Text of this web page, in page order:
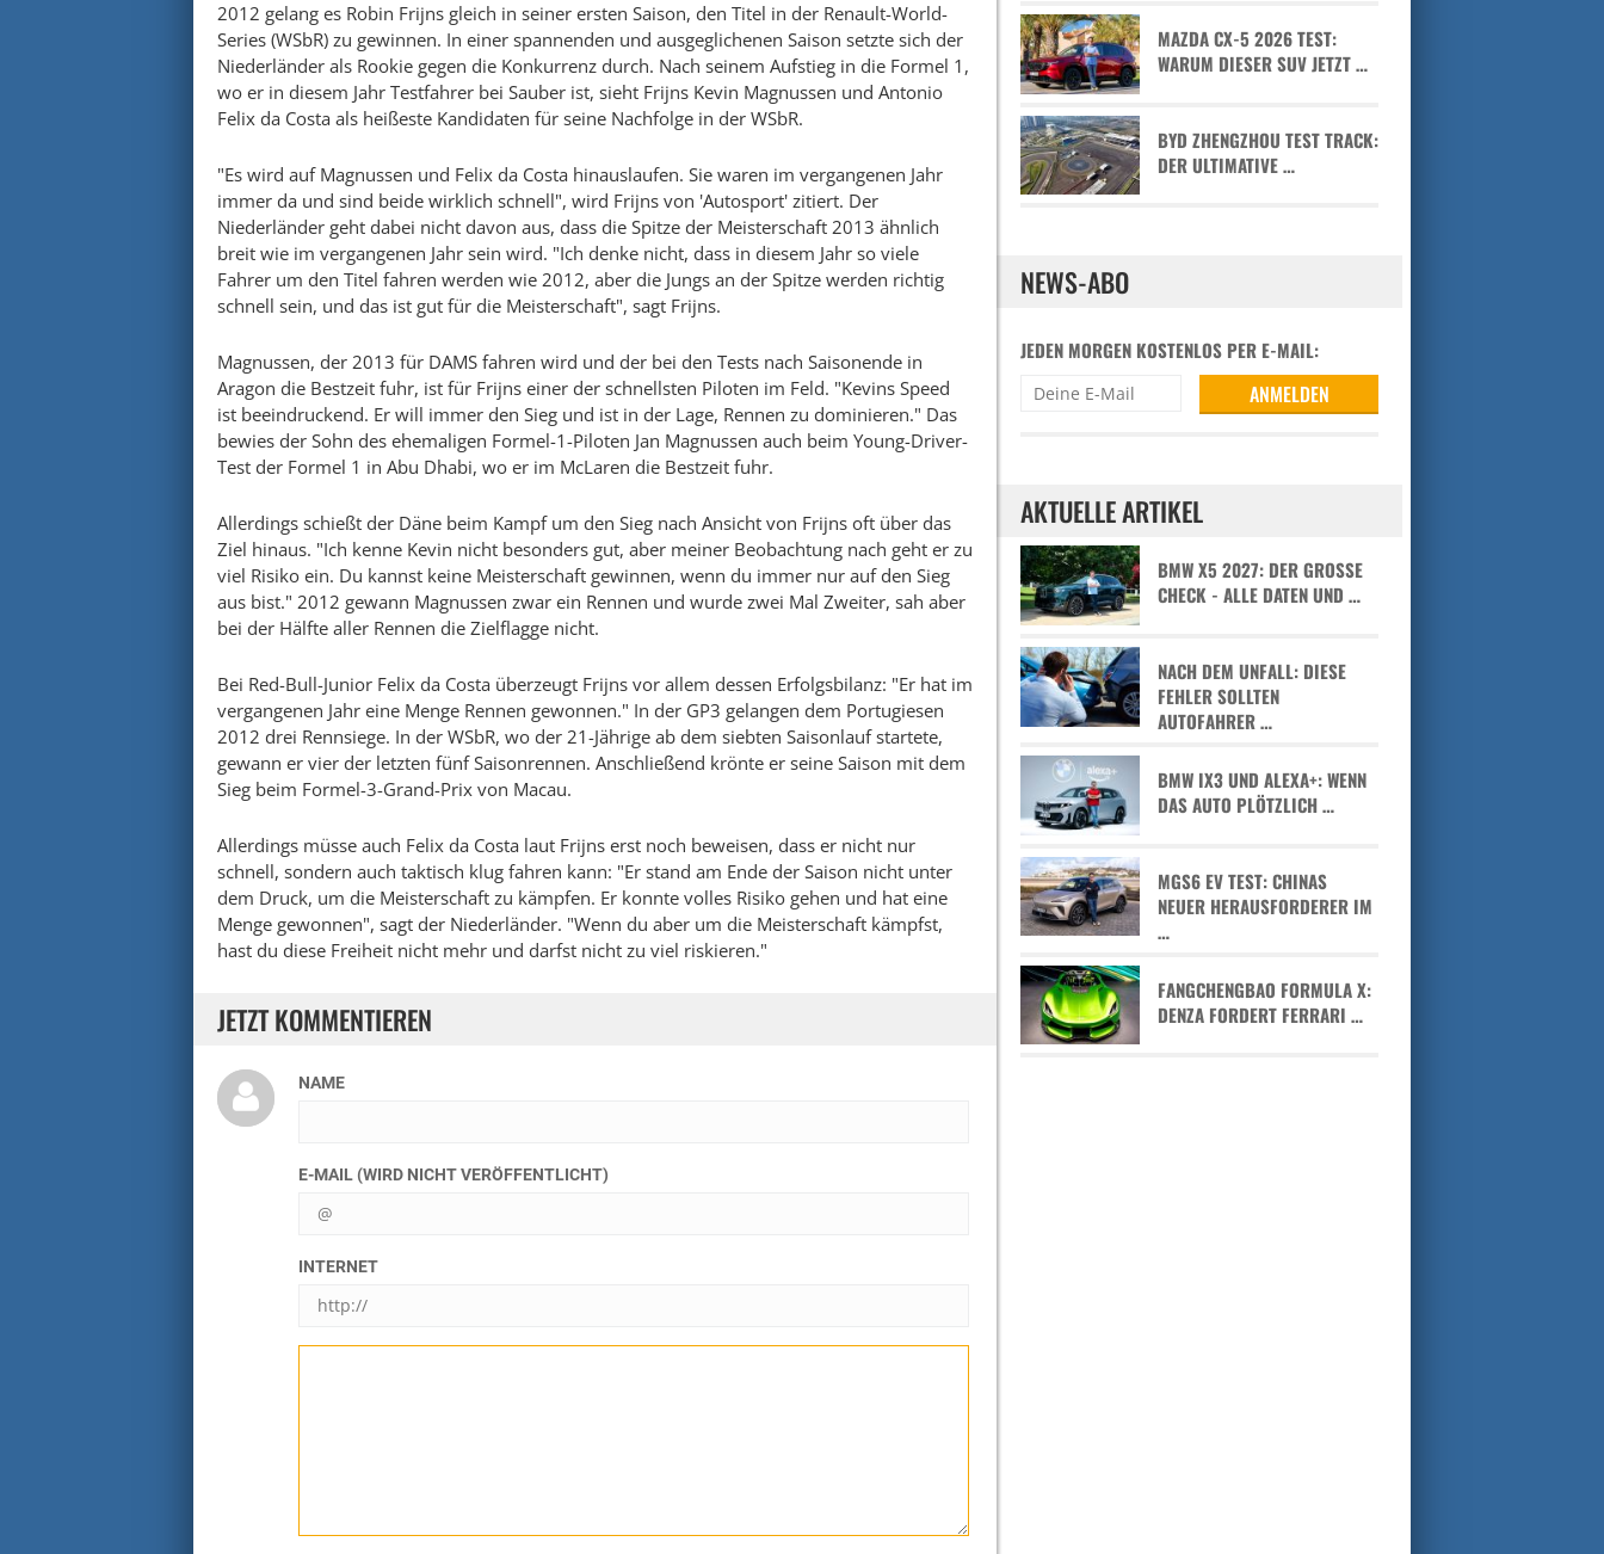
2012 gelang es Robin Frijns gleich in seiner ersten Saison, den Titel in der Renault-World-
Series (WSbR) zu gewinnen. In einer spannenden und ausgeglichenen Saison setzte sich der
Niederländer als Rookie gegen die Konkurrenz durch. Nach seinem Aufstieg in die Formel 1,
wo er in diesem Jahr Testfahrer bei Sauber ist, sieht Frijns Kevin Magnussen und Antonio
Felix da Costa als heißeste Kandidaten für seine Nachfolge in der WSbR.
"Es wird auf Magnussen und Felix da Costa hinauslaufen. Sie waren im vergangenen Jahr
immer da und sind beide wirklich schnell", wird Frijns von 'Autosport' zitiert. Der
Niederländer geht dabei nicht davon aus, dass die Spitze der Meisterschaft 2013 ähnlich
breit wie im vergangenen Jahr sein wird. "Ich denke nicht, dass in diesem Jahr so viele
Fahrer um den Titel fahren werden wie 2012, aber die Jungs an der Spitze werden richtig
schnell sein, und das ist gut für die Meisterschaft", sagt Frijns.
Magnussen, der 2013 für DAMS fahren wird und der bei den Tests nach Saisonende in
Aragon die Bestzeit fuhr, ist für Frijns einer der schnellsten Piloten im Feld. "Kevins Speed
ist beeindruckend. Er will immer den Sieg und ist in der Lage, Rennen zu dominieren." Das
bewies der Sohn des ehemaligen Formel-1-Piloten Jan Magnussen auch beim Young-Driver-
Test der Formel 1 in Abu Dhabi, wo er im McLaren die Bestzeit fuhr.
Allerdings schießt der Däne beim Kampf um den Sieg nach Ansicht von Frijns oft über das
Ziel hinaus. "Ich kenne Kevin nicht besonders gut, aber meiner Beobachtung nach geht er zu
viel Risiko ein. Du kannst keine Meisterschaft gewinnen, wenn du immer nur auf den Sieg
aus bist." 2012 gewann Magnussen zwar ein Rennen und wurde zwei Mal Zweiter, sah aber
bei der Hälfte aller Rennen die Zielflagge nicht.
Bei Red-Bull-Junior Felix da Costa überzeugt Frijns vor allem dessen Erfolgsbilanz: "Er hat im
vergangenen Jahr eine Menge Rennen gewonnen." In der GP3 gelangen dem Portugiesen
2012 drei Rennsiege. In der WSbR, wo der 21-Jährige ab dem siebten Saisonlauf startete,
gewann er vier der letzten fünf Saisonrennen. Anschließend krönte er seine Saison mit dem
Sieg beim Formel-3-Grand-Prix von Macau.
Allerdings müsse auch Felix da Costa laut Frijns erst noch beweisen, dass er nicht nur
schnell, sondern auch taktisch klug fahren kann: "Er stand am Ende der Saison nicht unter
dem Druck, um die Meisterschaft zu kämpfen. Er konnte volles Risiko gehen und hat eine
Menge gewonnen", sagt der Niederländer. "Wenn du aber um die Meisterschaft kämpfst,
hast du diese Freiheit nicht mehr und darfst nicht zu viel riskieren."
JETZT KOMMENTIEREN
NAME
E-MAIL (WIRD NICHT VERÖFFENTLICHT)
INTERNET
MAZDA CX-5 2026 TEST:
WARUM DIESER SUV JETZT …
BYD ZHENGZHOU TEST TRACK:
DER ULTIMATIVE …
NEWS-ABO
JEDEN MORGEN KOSTENLOS PER E-MAIL:
AKTUELLE ARTIKEL
BMW X5 2027: DER GROSSE C
HECK - ALLE DATEN UND …
NACH DEM UNFALL: DIESE
FEHLER SOLLTEN
AUTOFAHRER …
BMW IX3 UND ALEXA+: WENN
DAS AUTO PLÖTZLICH …
MGS6 EV TEST: CHINAS
NEUER HERAUSFORDERER IM
…
FANGCHENGBAO FORMULA X:
DENZA FORDERT FERRARI …